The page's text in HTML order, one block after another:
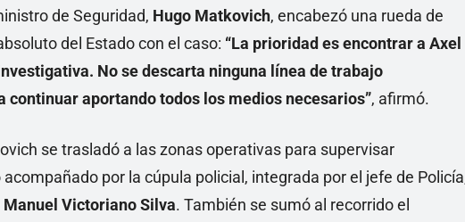
de Seguridad, Hugo Matkovich, encabezó una rueda de
del Estado con el caso: “La prioridad es encontrar a Axel
No se descarta ninguna línea de trabajo
continuar aportando todos los medios necesarios”, afirmó.
se trasladó a las zonas operativas para supervisar
por la cúpula policial, integrada por el jefe de
Manuel Victoriano Silva. También se sumó al recorrido el